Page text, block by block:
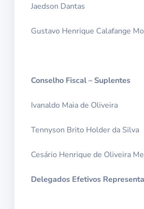
Jaedson Dantas
Gustavo Henrique Calafange
Conselho Fiscal – Suplentes
Ivanaldo Maia de Oliveira
Tennyson Brito Holder da Silva
Cesário Henrique de Oliveira
Delegados Efetivos